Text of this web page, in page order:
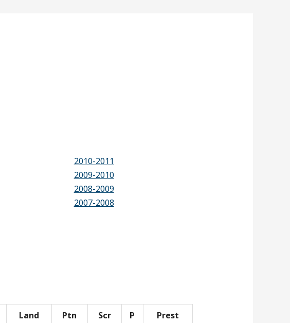
2010-2011
2009-2010
2008-2009
2007-2008
Land Ptn Scr P
Prest